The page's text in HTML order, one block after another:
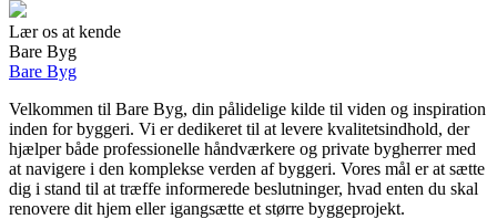
Lær os at kende
Bare Byg
Bare Byg
Velkommen til Bare Byg, din pålidelige kilde til viden og inspiration
inden for byggeri. Vi er dedikeret til at levere kvalitetsindhold, der
hjælper både professionelle håndværkere og private bygherrer med
at navigere i den komplekse verden af byggeri. Vores mål er at sætte
dig i stand til at træffe informerede beslutninger, hvad enten du skal
renovere dit hjem eller igangsætte et større byggeprojekt.